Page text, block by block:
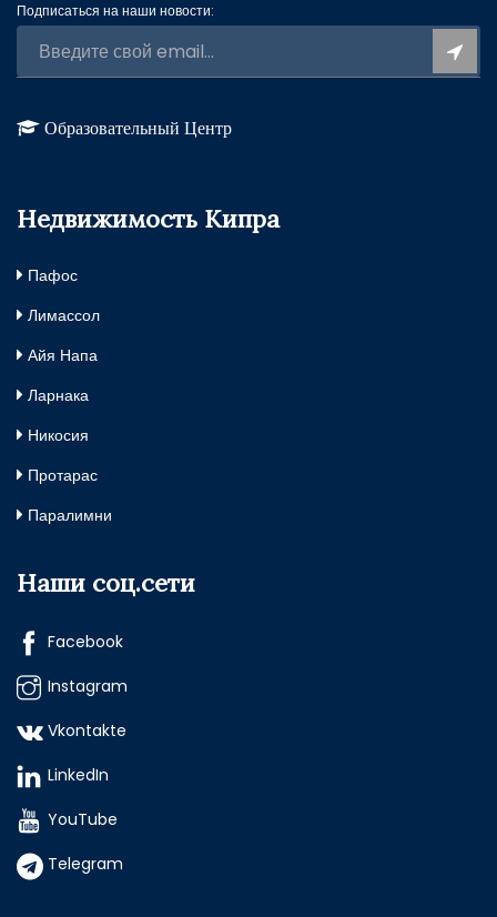
Подписаться на наши новости:
Образовательный Центр
Недвижимость Кипра
Пафос
Лимассол
Айя Напа
Ларнака
Никосия
Протарас
Паралимни
Наши соц.сети
Facebook
Instagram
Vkontakte
LinkedIn
YouTube
Telegram